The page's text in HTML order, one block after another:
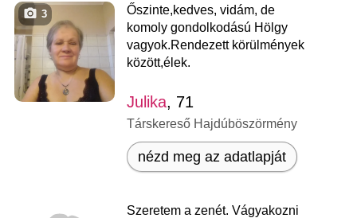
3
Őszinte,kedves, vidám, de
komoly gondolkodású Hölgy
vagyok.Rendezett körülmények
között,élek.
Julika, 71
Társkereső Hajdúböszörmény
nézd meg az adatlapját
Szeretem a zenét. Vágyakozni